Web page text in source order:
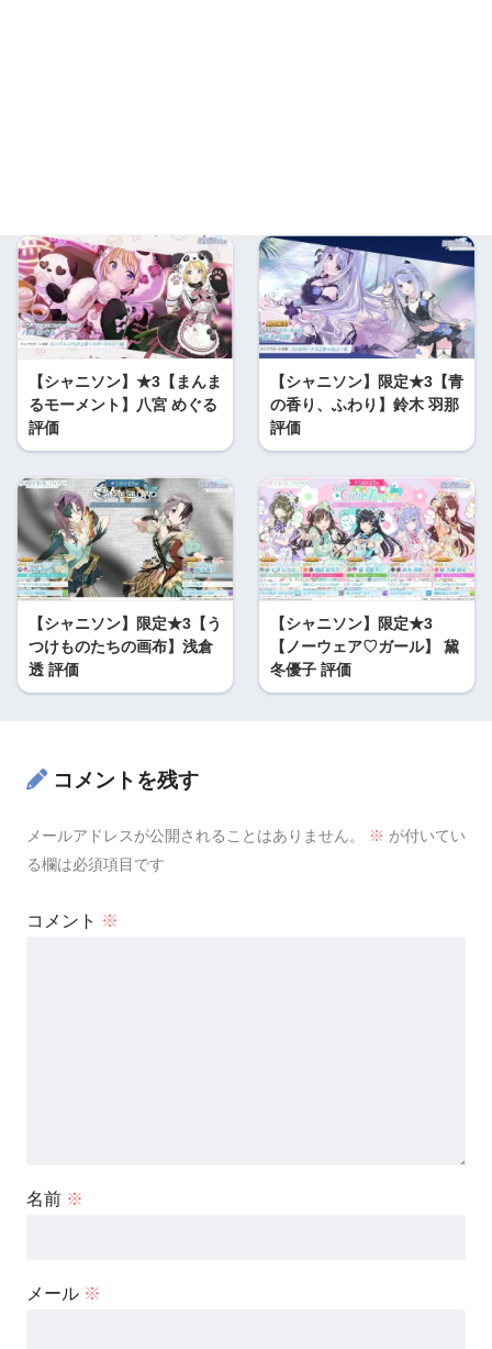
【シャニソン】★3【まんま
るモーメント】八宮 めぐる
評価
【シャニソン】限定★3【青
の香り、ふわり】鈴木 羽那
評価
【シャニソン】限定★3【う
つけものたちの画布】浅倉
透 評価
【シャニソン】限定★3
【ノーウェア♡ガール】 黛
冬優子 評価
コメントを残す
メールアドレスが公開されることはありません。 ※ が付いてい
る欄は必須項目です
コメント ※
名前 ※
メール ※